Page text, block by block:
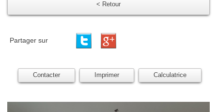
< Retour
Partager sur
Contacter Imprimer Calculatrice